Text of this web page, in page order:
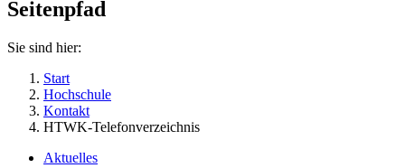
Seitenpfad
Sie sind hier:
Start
Hochschule
Kontakt
HTWK-Telefonverzeichnis
Aktuelles